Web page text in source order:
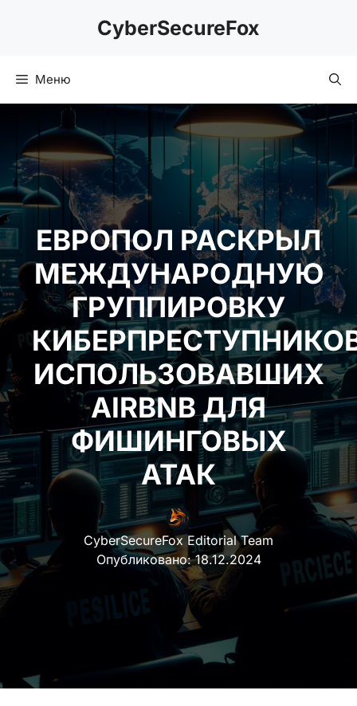
CyberSecureFox
Меню
ЕВРОПОЛ РАСКРЫЛ
МЕЖДУНАРОДНУЮ
ГРУППИРОВКУ
ИСПОЛЬЗОВАВШИХ
AIRBNB ДЛЯ
ФИШИНГОВЫХ
АТАК
CyberSecureFox Editorial Team
Опубликовано:18.12.2024